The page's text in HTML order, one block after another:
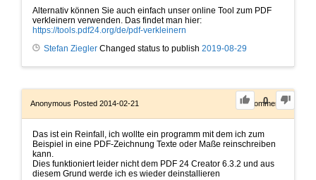
Alternativ können Sie auch einfach unser online Tool zum PDF
verkleinern verwenden. Das findet man hier:
https://tools.pdf24.org/de/pdf-verkleinern
Stefan Ziegler Changed status to publish 2019-08-29
0
Anonymous Posted 2014-02-21 0Comments
Das ist ein Reinfall, ich wollte ein programm mit dem ich zum
Beispiel in eine PDF-Zeichnung Texte oder Maße reinschreiben
kann.
Dies funktioniert leider nicht dem PDF 24 Creator 6.3.2 und aus
diesem Grund werde ich es wieder deinstallieren